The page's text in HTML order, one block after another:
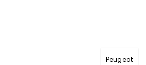
Peugeot